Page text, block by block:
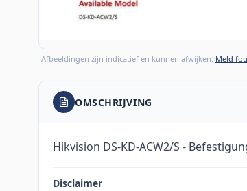
Afbeeldingen zijn indicatief en kunnen afwijken. Meld
OMSCHRIJVING
Hikvision DS-KD-ACW2/S -
Disclaimer